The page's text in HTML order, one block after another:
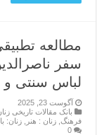
مطالعه
سفر
لباس سنتی و
آگوست 23, 2025
بانک مقالات تاریخی
فرهنگ ,زنان : هنر ,زنان:
0